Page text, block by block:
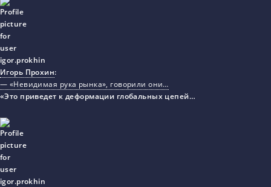
Игорь Прохин:
— «Невидимая рука рынка», говорили они…
«Это приведет к деформации глобальных цепей…